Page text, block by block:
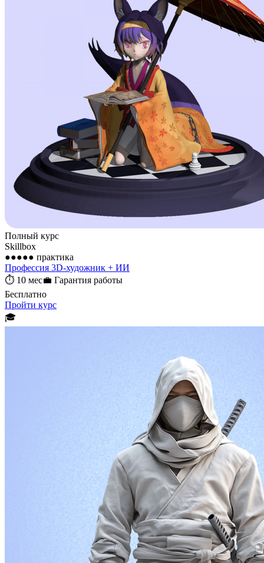
Полный курс
Skillbox
●●●●● практика
Профессия 3D-художник + ИИ
⏱ 10 мес💼 Гарантия работы
Бесплатно
Пройти курс
🎓